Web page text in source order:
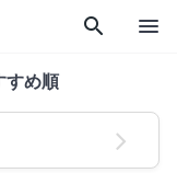
search menu
すめ順